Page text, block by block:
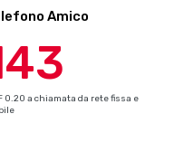
Amico
0.20 a chiamata da rete fissa e